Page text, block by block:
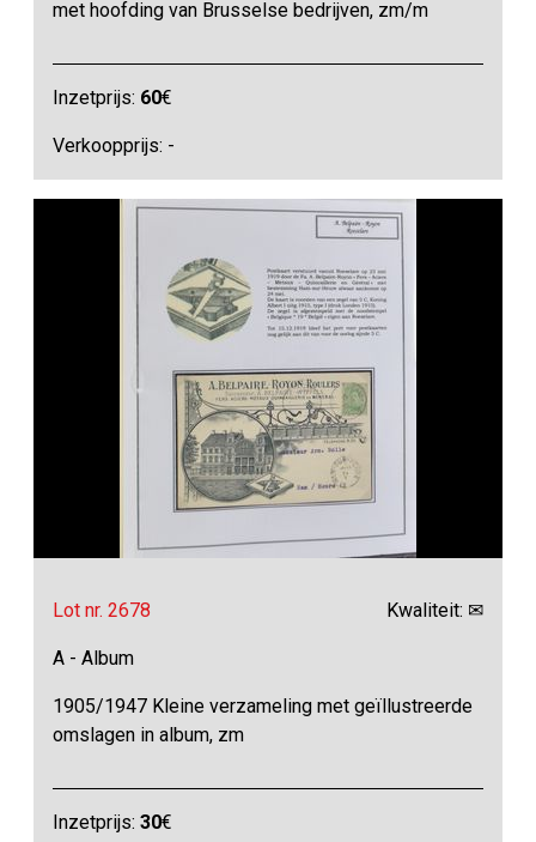
met hoofding van Brusselse bedrijven, zm/m
Inzetprijs: 60€
Verkoopprijs: -
Lot nr. 2678 Kwaliteit: ✉
A - Album
1905/1947 Kleine verzameling met geïllustreerde
omslagen in album, zm
Inzetprijs:30€